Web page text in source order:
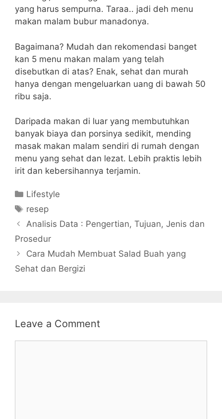
yang harus sempurna. Taraa.. jadi deh menu
makan malam bubur manadonya.
Bagaimana? Mudah dan rekomendasi banget
kan 5 menu makan malam yang telah
disebutkan di atas? Enak, sehat dan murah
hanya dengan mengeluarkan uang di bawah 50
ribu saja.
Daripada makan di luar yang membutuhkan
banyak biaya dan porsinya sedikit, mending
masak makan malam sendiri di rumah dengan
menu yang sehat dan lezat. Lebih praktis lebih
irit dan kebersihannya terjamin.
Categories
Lifestyle
Tags
resep
Analisis Data : Pengertian, Tujuan, Jenis dan
Prosedur
Cara Mudah Membuat Salad Buah yang
Sehat dan Bergizi
Leave a Comment